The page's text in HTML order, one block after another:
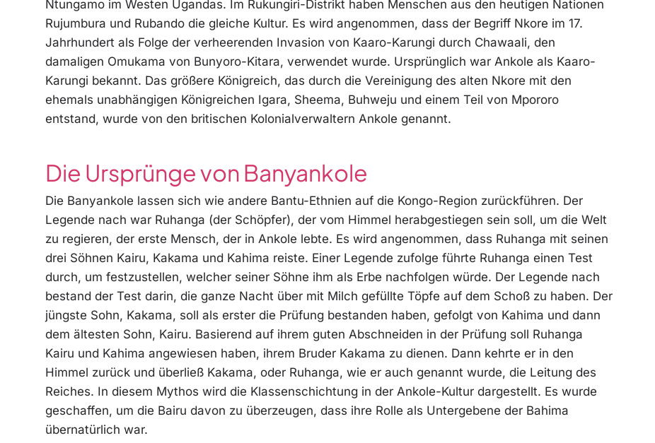
Ntungamo im Westen Ugandas. Im Rukungiri-Distrikt haben Menschen aus den heutigen Nationen
Rujumbura und Rubando die gleiche Kultur. Es wird angenommen, dass der Begriff Nkore im 17.
Jahrhundert als Folge der verheerenden Invasion von Kaaro-Karungi durch Chawaali, den
damaligen Omukama von Bunyoro-Kitara, verwendet wurde. Ursprünglich war Ankole als Kaaro-
Karungi bekannt. Das größere Königreich, das durch die Vereinigung des alten Nkore mit den
ehemals unabhängigen Königreichen Igara, Sheema, Buhweju und einem Teil von Mpororo
entstand, wurde von den britischen Kolonialverwaltern Ankole genannt.
Die Ursprünge von Banyankole
Die Banyankole lassen sich wie andere Bantu-Ethnien auf die Kongo-Region zurückführen. Der
Legende nach war Ruhanga (der Schöpfer), der vom Himmel herabgestiegen sein soll, um die Welt
zu regieren, der erste Mensch, der in Ankole lebte. Es wird angenommen, dass Ruhanga mit seinen
drei Söhnen Kairu, Kakama und Kahima reiste. Einer Legende zufolge führte Ruhanga einen Test
durch, um festzustellen, welcher seiner Söhne ihm als Erbe nachfolgen würde. Der Legende nach
bestand der Test darin, die ganze Nacht über mit Milch gefüllte Töpfe auf dem Schoß zu haben. Der
jüngste Sohn, Kakama, soll als erster die Prüfung bestanden haben, gefolgt von Kahima und dann
dem ältesten Sohn, Kairu. Basierend auf ihrem guten Abschneiden in der Prüfung soll Ruhanga
Kairu und Kahima angewiesen haben, ihrem Bruder Kakama zu dienen. Dann kehrte er in den
Himmel zurück und überließ Kakama, oder Ruhanga, wie er auch genannt wurde, die Leitung des
Reiches. In diesem Mythos wird die Klassenschichtung in der Ankole-Kultur dargestellt. Es wurde
geschaffen, um die Bairu davon zu überzeugen, dass ihre Rolle als Untergebene der Bahima
übernatürlich war.